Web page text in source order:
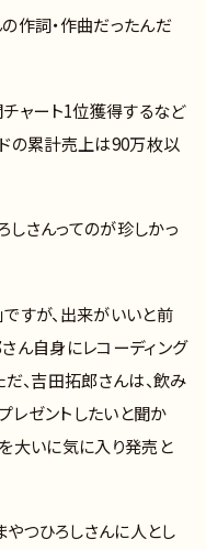
作詞・作曲だったんだ
チャート1位獲得するなど
ドの累計売上は90万枚以
しさんってのが珍しかっ
すが、出来がいいと前
ん自身にレコーディング
だ、吉田拓郎さんは、飲み
レゼントしたいと聞か
大いに気に入り発売と
つひろしさんに人とし